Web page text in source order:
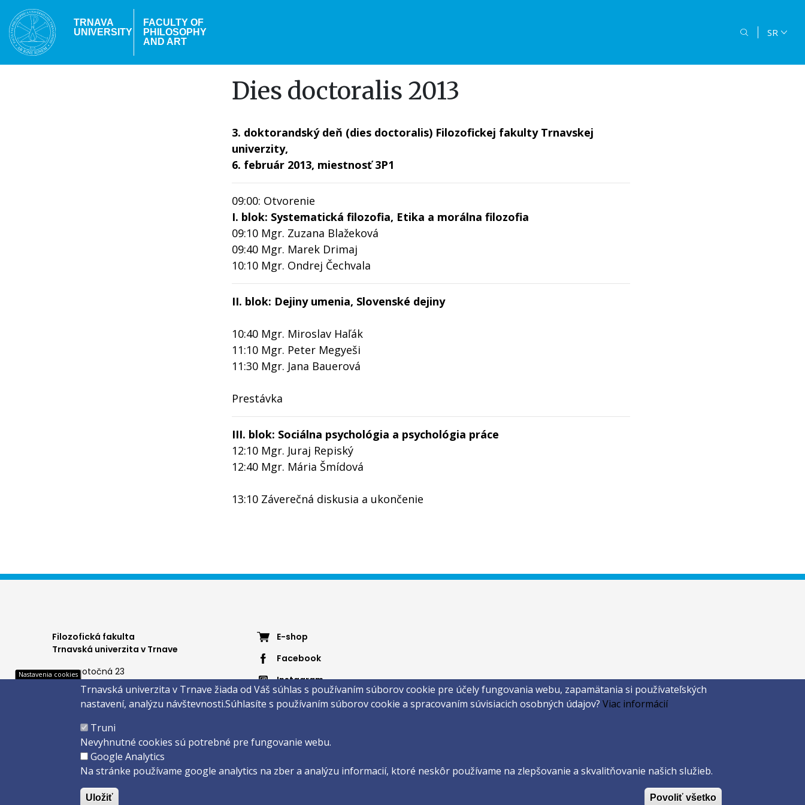
main
content
TRNAVA
UNIVERSITY
FACULTY OF
PHILOSOPHY
AND ART
SR
Dies doctoralis 2013
3. doktorandský deň (dies doctoralis) Filozofickej fakulty Trnavskej
univerzity,
6. február 2013, miestnosť 3P1
09:00: Otvorenie
I. blok: Systematická filozofia, Etika a morálna filozofia
09:10 Mgr. Zuzana Blažeková
09:40 Mgr. Marek Drimaj
10:10 Mgr. Ondrej Čechvala
II. blok: Dejiny umenia, Slovenské dejiny
10:40 Mgr. Miroslav Haľák
11:10 Mgr. Peter Megyeši
11:30 Mgr. Jana Bauerová
Prestávka
III. blok: Sociálna psychológia a psychológia práce
12:10 Mgr. Juraj Repiský
12:40 Mgr. Mária Šmídová
13:10 Záverečná diskusia a ukončenie
Filozofická fakulta
Trnavská univerzita v Trnave
Hornopotočná 23
918 43 TRNAVA
tel.: 033/5939 213
IČO: 318 25 249
IČ DPH: SK2021177202
Footer
menu
4
E-shop
Facebook
Instagram
Youtube
Created by
ActivIT s.r.o.
Nastavenia cookies
Trnavská univerzita v Trnave žiada od Váš súhlas s používaním súborov cookie pre účely fungovania webu, zapamätania si používateľských
nastavení, analýzu návštevnosti.Súhlasíte s používaním súborov cookie a spracovaním súvisiacich osobných údajov?Viac informácií
Truni
Nevyhnutné cookies sú potrebné pre fungovanie webu.
Google Analytics
Na stránke používame google analytics na zber a analýzu informacií, ktoré neskôr používame na zlepšovanie a skvalitňovanie našich služieb.
Uložiť Povoliť všetko